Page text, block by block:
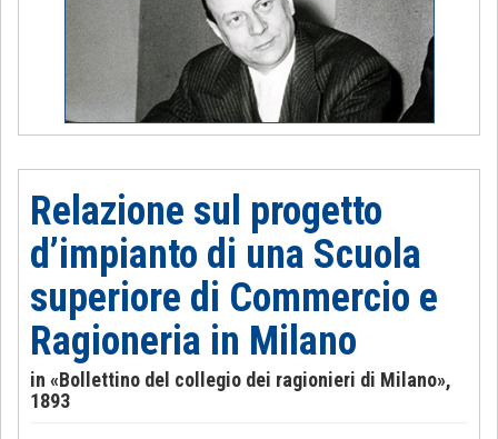
Relazione sul progetto
d’impianto di una Scuola
superiore di Commercio e
Ragioneria in Milano
in «Bollettino del collegio dei ragionieri di Milano»,
1893